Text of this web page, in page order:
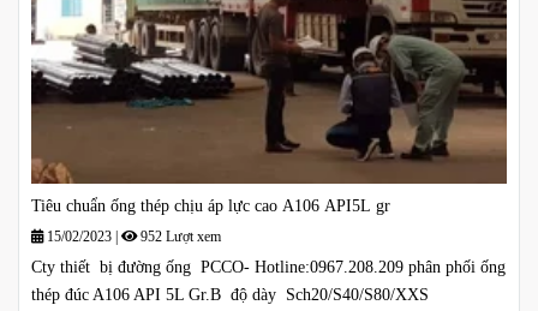
Tiêu chuẩn ống thép chịu áp lực cao A106 API5L gr
15/02/2023 952 Lượt xem
Cty thiết bị đường ống PCCO- Hotline:0967.208.209 phân phối ống
thép đúc A106 API 5L Gr.B độ dày Sch20/S40/S80/XXS